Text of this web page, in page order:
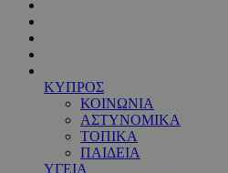
ΚΥΠΡΟΣ
ΚΟΙΝΩΝΙΑ
ΑΣΤΥΝΟΜΙΚΑ
ΤΟΠΙΚΑ
ΠΑΙΔΕΙΑ
ΥΓΕΙΑ